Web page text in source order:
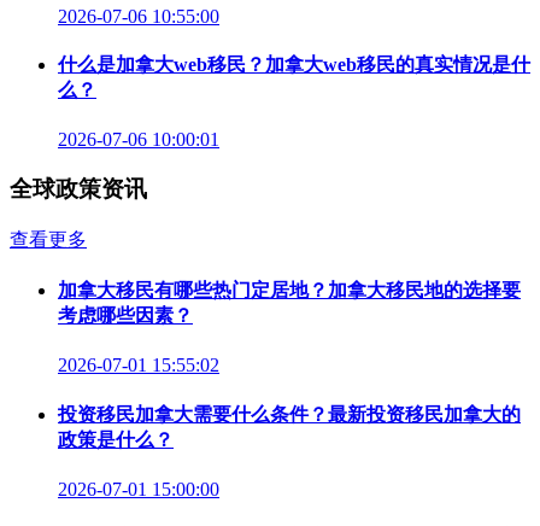
2026-07-06 10:55:00
什么是加拿大web移民？加拿大web移民的真实情况是什
么？
2026-07-06 10:00:01
全球政策资讯
查看更多
加拿大移民有哪些热门定居地？加拿大移民地的选择要
考虑哪些因素？
2026-07-01 15:55:02
投资移民加拿大需要什么条件？最新投资移民加拿大的
政策是什么？
2026-07-01 15:00:00